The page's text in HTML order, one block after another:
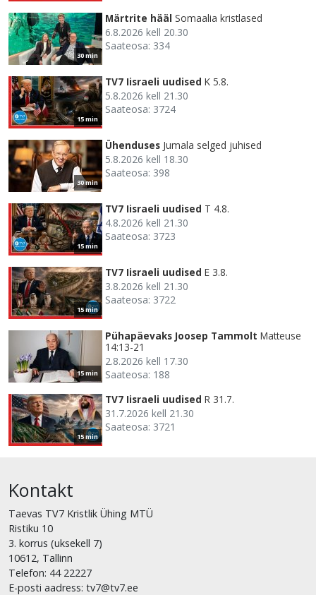
30 min
Märtrite hääl Somaalia kristlased
6.8.2026 kell 20.30
Saateosa: 334
15 min
TV7 Iisraeli uudised K 5.8.
5.8.2026 kell 21.30
Saateosa: 3724
30 min
Ühenduses Jumala selged juhised
5.8.2026 kell 18.30
Saateosa: 398
15 min
TV7 Iisraeli uudised T 4.8.
4.8.2026 kell 21.30
Saateosa: 3723
15 min
TV7 Iisraeli uudised E 3.8.
3.8.2026 kell 21.30
Saateosa: 3722
15 min
Pühapäevaks Joosep Tammolt Matteuse
14:13-21
2.8.2026 kell 17.30
Saateosa: 188
15 min
TV7 Iisraeli uudised R 31.7.
31.7.2026 kell 21.30
Saateosa: 3721
Kontakt
Taevas TV7 Kristlik Ühing MTÜ
Ristiku 10
3. korrus (uksekell 7)
10612, Tallinn
Telefon: 44 22227
E-posti aadress: tv7@tv7.ee